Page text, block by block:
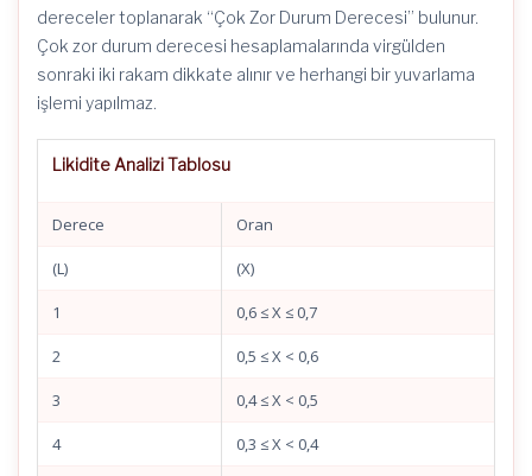
dereceler toplanarak “Çok Zor Durum Derecesi” bulunur.
Çok zor durum derecesi hesaplamalarında virgülden
sonraki iki rakam dikkate alınır ve herhangi bir yuvarlama
işlemi yapılmaz.
Likidite Analizi Tablosu
Derece Oran
(L) (X)
1 0,6 ≤ X ≤ 0,7
2 0,5 ≤ X < 0,6
3 0,4 ≤ X < 0,5
4 0,3 ≤ X < 0,4